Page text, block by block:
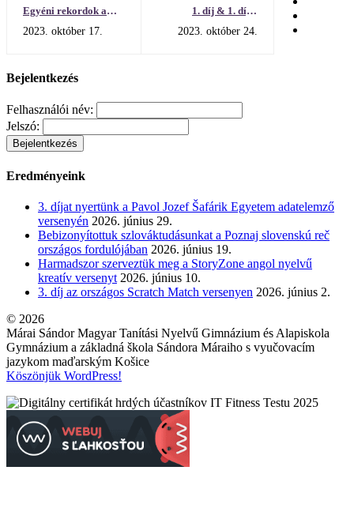
Egyéni rekordok a
Nemzetközi
2023. október 17.
1. díj & 1. díj a
szavalóversenyen
2023. október 24.
Bejelentkezés
Felhasználói név:
Jelszó:
Eredményeink
3. díjat nyertünk a Pavol Jozef Šafárik Egyetem adatelemző
versenyén 2026. június 29.
Bebizonyítottuk szlováktudásunkat a Poznaj slovenskú reč
országos fordulójában 2026. június 19.
Harmadszor szerveztük meg a StoryZone angol nyelvű
kreatív versenyt 2026. június 10.
3. díj az országos Scratch Match versenyen 2026. június 2.
© 2026
Márai Sándor Magyar Tanítási Nyelvű Gimnázium és Alapiskola
Gymnázium a základná škola Sándora Máraiho s vyučovacím
jazykom maďarským Košice
Köszönjük WordPress!